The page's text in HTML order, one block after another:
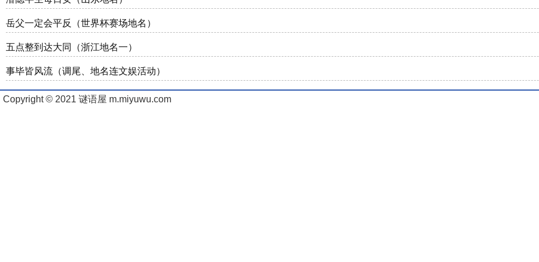
岳父一定会平反（世界杯赛场地名）
五点整到达大同（浙江地名一）
事毕皆风流（调尾、地名连文娱活动）
Copyright © 2021 谜语屋 m.miyuwu.com